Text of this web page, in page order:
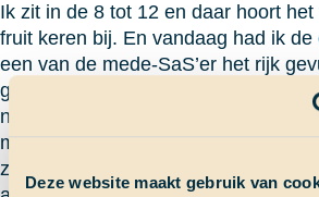
Deze website maakt gebruik van
Ik zit in de 8 tot 12 en daar hoort
fruit keren bij. En vandaag had ik
een van de mede-SaS’er het rijk
groentehok te keren. Op Panama
nieuw fruit en groente aan boord
mochten we heerlijk gaan keren.
zo veel lekkers voorbij komen, van